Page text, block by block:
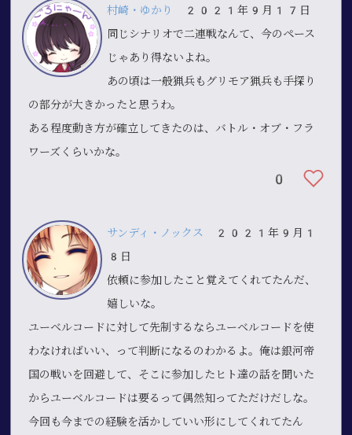
村崎・ゆかり
2021年9月17日
同じシナリオで二連戦なんて、今のペース
じゃあり得ないよね。
あの頃は一般猟兵もグリモア猟兵も手探り
の部分が大きかったと思うわ。
ある程度動き方が確立してきたのは、バトル・オブ・フラ
ワーズくらいかな。
0
サンディ・ノックス
2021年9月1
8日
依頼に参加したこと覚えてくれてたんだ、
嬉しいな。
ユーベルコードに対して先制するならユーベルコードを使
わなければいい、って判断になるのわかるよ。俺は銀河帝
国の戦いを回避して、そこに参加したヒト達の話を聞いた
からユーベルコードは要るって偶然知ってただけだしな。
今回も今までの経験を活かしていい形にしてくれてたん